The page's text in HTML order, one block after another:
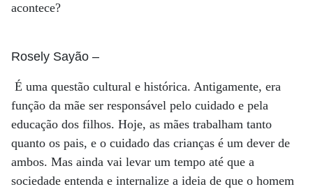
acontece?
Rosely Sayão –
É uma questão cultural e histórica. Antigamente, era
função da mãe ser responsável pelo cuidado e pela
educação dos filhos. Hoje, as mães trabalham tanto
quanto os pais, e o cuidado das crianças é um dever de
ambos. Mas ainda vai levar um tempo até que a
sociedade entenda e internalize a ideia de que o homem